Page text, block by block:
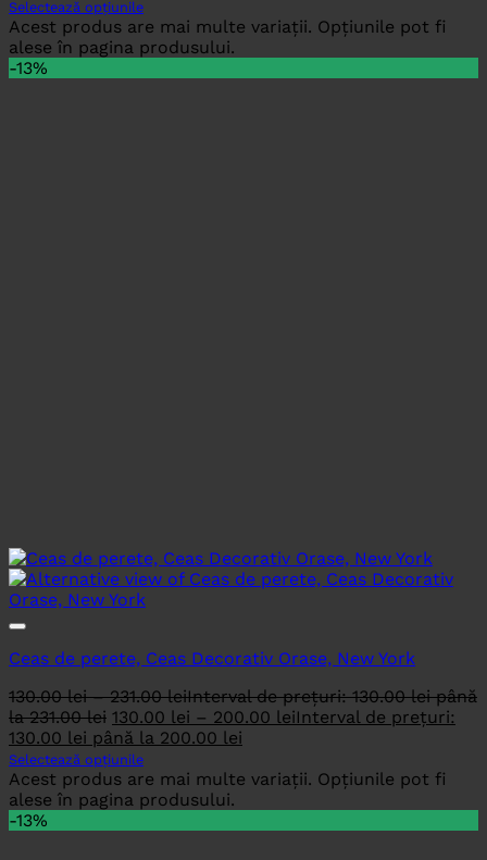
Selectează opțiunile
Acest produs are mai multe variații. Opțiunile pot fi
alese în pagina produsului.
-13%
Ceas de perete, Ceas Decorativ Orase, New York
130.00lei – 231.00leiInterval de prețuri: 130.00 lei până
la 231.00 lei 130.00 lei – 200.00 leiInterval de prețuri:
130.00 lei până la 200.00 lei
Selectează opțiunile
Acest produs are mai multe variații. Opțiunile pot fi
alese în pagina produsului.
-13%